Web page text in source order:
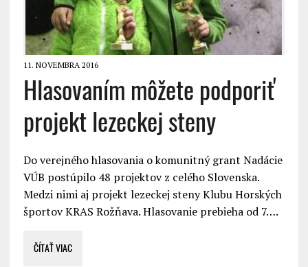
11. NOVEMBRA 2016
Hlasovaním môžete podporiť
projekt lezeckej steny
Do verejného hlasovania o komunitný grant Nadácie
VÚB postúpilo 48 projektov z celého Slovenska.
Medzi nimi aj projekt lezeckej steny Klubu Horských
športov KRAS Rožňava. Hlasovanie prebieha od 7….
ČÍTAŤ VIAC